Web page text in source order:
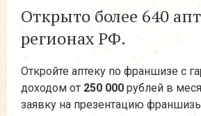
Открыто более 640
регионах РФ.
Откройте аптеку по франшизе с
доходом от 250 000 рублей в
заявку на презентацию